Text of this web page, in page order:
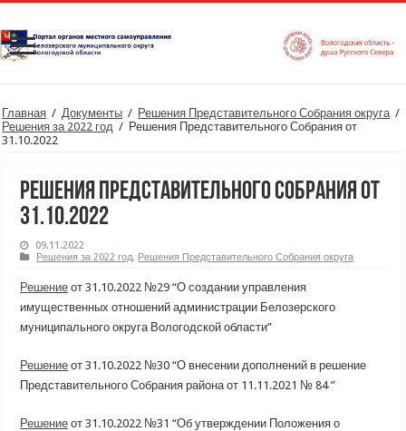
Главная / Документы / Решения Представительного Собрания округа /
Решения за 2022 год / Решения Представительного Собрания от
31.10.2022
Решения Представительного Собрания от
31.10.2022
09.11.2022
Решения за 2022 год, Решения Представительного Собрания округа
Решение от 31.10.2022 №29 “О создании управления
имущественных отношений администрации Белозерского
муниципального округа Вологодской области”
Решение от 31.10.2022 №30 “О внесении дополнений в решение
Представительного Собрания района от 11.11.2021 № 84 ”
Решение от 31.10.2022 №31 “Об утверждении Положения о